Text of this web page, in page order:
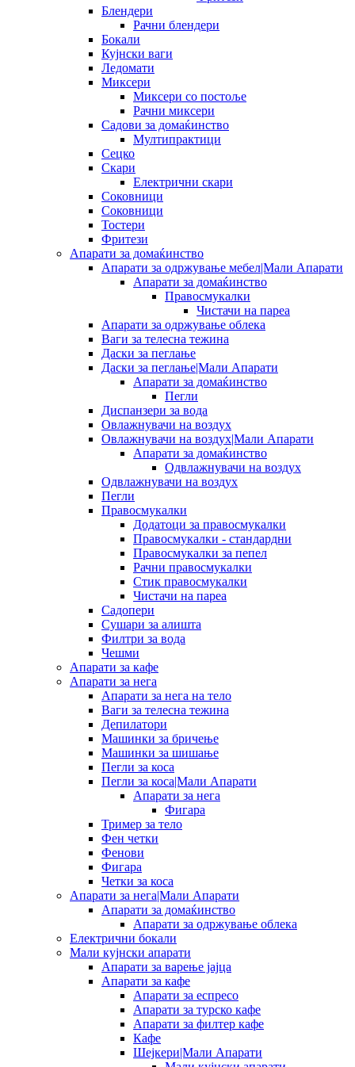
Блендери
Рачни блендери
Бокали
Кујнски ваги
Ледомати
Миксери
Миксери со постоље
Рачни миксери
Садови за домаќинство
Мултипрактици
Сецко
Скари
Електрични скари
Соковници
Соковници
Тостери
Фритези
Апарати за домаќинство
Апарати за одржување мебел|Мали Апарати
Апарати за домаќинство
Правосмукалки
Чистачи на пареа
Апарати за одржување облека
Ваги за телесна тежина
Даски за пеглање
Даски за пеглање|Мали Апарати
Апарати за домаќинство
Пегли
Диспанзери за вода
Овлажнувачи на воздух
Овлажнувачи на воздух|Мали Апарати
Апарати за домаќинство
Одвлажнувачи на воздух
Одвлажнувачи на воздух
Пегли
Правосмукалки
Додатоци за правосмукалки
Правосмукалки - стандардни
Правосмукалки за пепел
Рачни правосмукалки
Стик правосмукалки
Чистачи на пареа
Садопери
Сушари за алишта
Филтри за вода
Чешми
Апарати за кафе
Апарати за нега
Апарати за нега на тело
Ваги за телесна тежина
Депилатори
Машинки за бричење
Машинки за шишање
Пегли за коса
Пегли за коса|Мали Апарати
Апарати за нега
Фигара
Тример за тело
Фен четки
Фенови
Фигара
Четки за коса
Апарати за нега|Мали Апарати
Апарати за домаќинство
Апарати за одржување облека
Електрични бокали
Мали кујнски апарати
Апарати за варење јајца
Апарати за кафе
Апарати за еспресо
Апарати за турско кафе
Апарати за филтер кафе
Кафе
Шејкери|Мали Апарати